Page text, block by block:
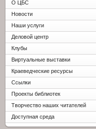
О ЦБС
Новости
Наши услуги
Деловой центр
Клубы
Виртуальные выставки
Краеведческие ресурсы
Ссылки
Проекты библиотек
Творчество наших читателей
Доступная среда